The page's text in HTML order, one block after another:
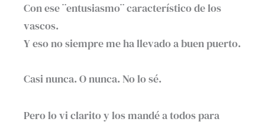
Con ese ¨entusiasmo¨ característico de los
vascos.⁣
Y eso no siempre me ha llevado a buen puerto.
Casi nunca. O nunca. No lo sé. ⁣
Pero lo vi clarito y los mandé a todos para